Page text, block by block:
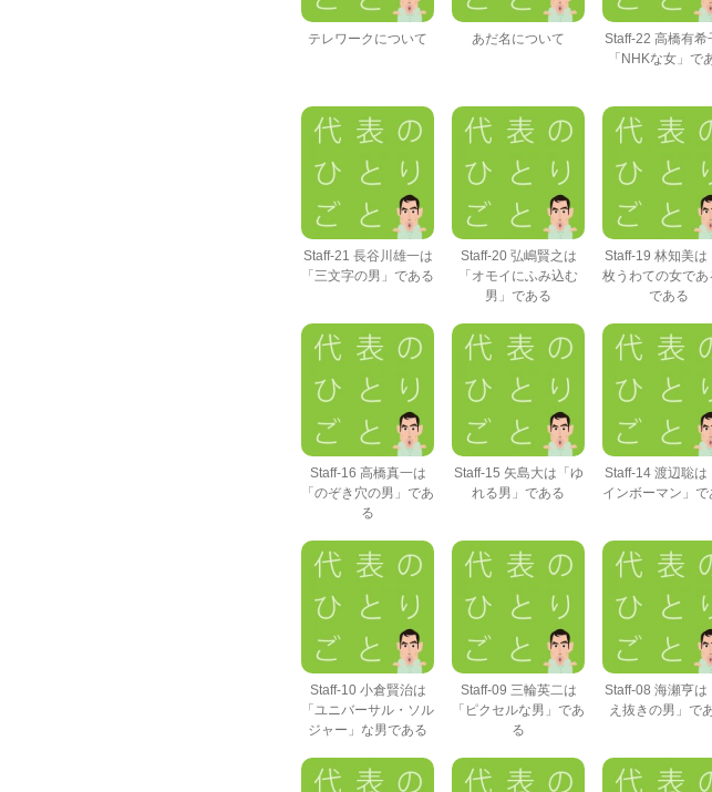
テレワークについて あだ名について
Staff-22 高橋有希
「NHKな女」で
Staff-21 長谷川雄一は
「三文字の男」である
Staff-20 弘嶋賢之は
「オモイにふみ込む
男」である
Staff-19 林知美は
枚うわての女であ
である
Staff-16 高橋真一は
「のぞき穴の男」であ
る
Staff-15 矢島大は「ゆ
れる男」である
Staff-14 渡辺聡は
インボーマン」で
Staff-10 小倉賢治は
「ユニバーサル・ソル
ジャー」な男である
Staff-09 三輪英二は
「ピクセルな男」であ
る
Staff-08 海瀬亨は
え抜きの男」で